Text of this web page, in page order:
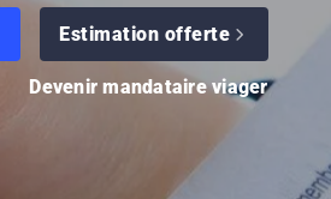
Estimation offerte
Devenir mandataire viager